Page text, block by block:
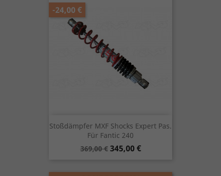
Stoßdämpfer MXF Shocks Expert Pas.
Für Fantic 240
Verkaufspreis
369,00 € Preis
345,00 €
-24,00 €